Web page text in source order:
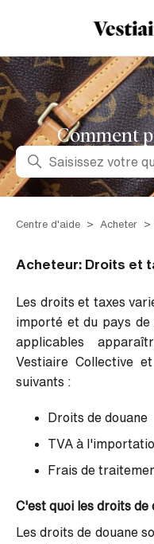
Comment
Recherche
Centre d'aide Acheter
Acheteur: Droits et
Les droits et taxes
importé et du pays
applicables
Vestiaire Collective
suivants :
Droits de douane
TVA à
Frais de
C'est quoi les droits de
Les droits de douane